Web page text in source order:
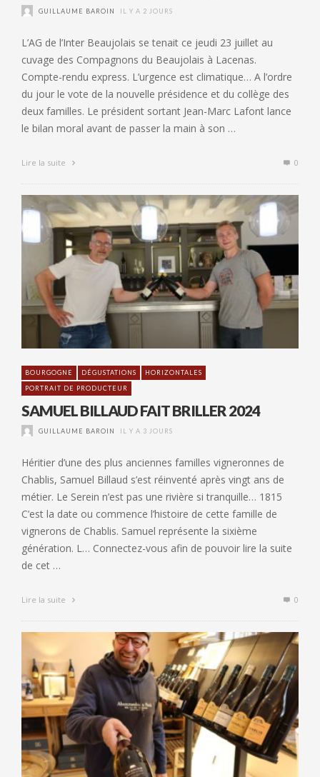
GUILLAUME BAROIN IL Y A 2 JOURS
L’AG de l’Inter Beaujolais se tenait ce jeudi 23 juillet au
cuvage des Compagnons du Beaujolais à Lacenas.
Compte-rendu express. L’urgence est climatique… A l’ordre
du jour le vote de la nouvelle présidence et du collège des
deux familles. Le président sortant Jean-Marc Lafont lance
le bilan moral avant de passer la main à son …
Lire la suite 0
BOURGOGNE DÉGUSTATIONS
HORIZONTALES
PORTRAIT DE PRODUCTEUR
SAMUEL BILLAUD FAIT BRILLER 2024
GUILLAUME BAROIN IL Y A 3 JOURS
Héritier d’une des plus anciennes familles vigneronnes de
Chablis, Samuel Billaud s’est réinventé après vingt ans de
métier. Le Serein n’est pas une rivière si tranquille… 1815
C’est la date ou commence l’histoire de cette famille de
vignerons de Chablis. Samuel représente la sixième
génération. L… Connectez-vous afin de pouvoir lire la suite
de cet …
Lire la suite 0